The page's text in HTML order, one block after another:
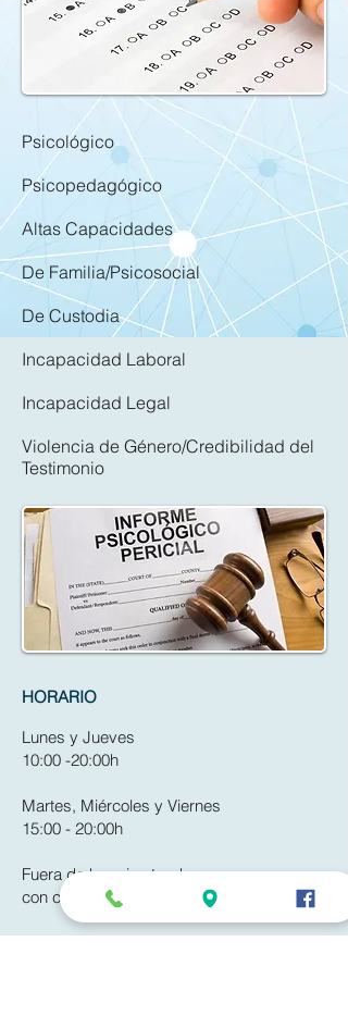
Psicológico
Psicopedagógico
Altas Capacidades
De Familia/Psicosocial
De Custodia
Incapacidad Laboral
Incapacidad Legal
Violencia de Género/Credibilidad del
Testimonio
HORARIO
Lunes y Jueves
10:00 -20:00h
Martes, Miércoles y Viernes
15:00 - 20:00h
Fuera de horario atendemos
con cita previa.